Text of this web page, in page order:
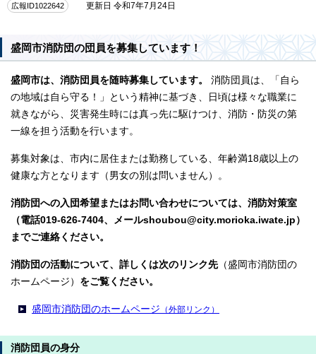
広報ID1022642 更新日 令和7年7月24日
盛岡市消防団の団員を募集しています！
盛岡市は、消防団員を随時募集しています。
消防団員は、「自ら
の地域は自ら守る！」という精神に基づき、日頃は様々な職業に
就きながら、災害発生時には真っ先に駆けつけ、消防・防災の第
一線を担う活動を行います。
募集対象は、市内に居住または勤務している、年齢満18歳以上の
健康な方となります（男女の別は問いません）。
消防団への入団希望またはお問い合わせについては、消防対策室
（電話019-626-7404、メールshoubou@city.morioka.iwate.jp）
までご連絡ください。
消防団の活動について、詳しくは次のリンク先（盛岡市消防団の
ホームページ） をご覧ください。
盛岡市消防団のホームページ （外部リンク）
消防団員の身分